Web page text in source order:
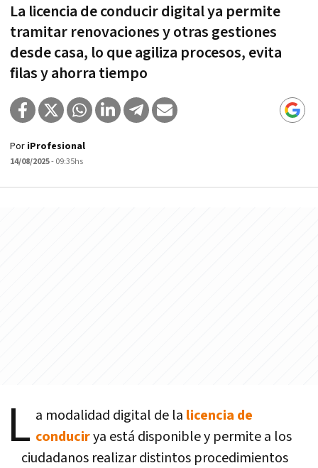
La licencia de conducir digital ya permite
tramitar renovaciones y otras gestiones
desde casa, lo que agiliza procesos, evita
filas y ahorra tiempo
Por iProfesional
14/08/2025- 09:35hs
L a modalidad digital de la licencia de
conducirya está disponible y permite a los
ciudadanos realizar distintos procedimientos